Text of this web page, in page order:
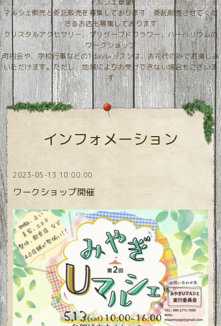
マルシェ販売と委託販売を募集しております 委託販売させてくだ
さるお店も募集しております
クリスタルアクセサリー、プリザーブドフラワー、ハーバリウムの
ワークショップ
町内会や、学校行事などの1dayレッスンは、お花代のみでお楽しみ
いただけます。ただし、地域によりお受けできない場合もございま
す
インフォメーション
2023-05-13 10:00:00
ワークショップ開催